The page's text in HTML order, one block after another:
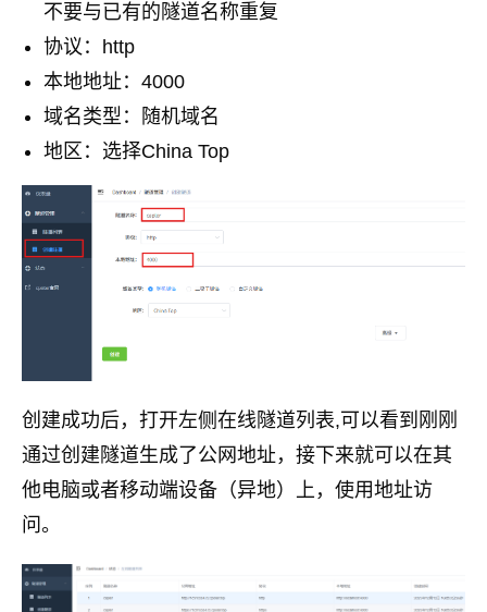
不要与已有的隧道名称重复
协议：http
本地地址：4000
域名类型：随机域名
地区：选择China Top
创建成功后，打开左侧在线隧道列表,可以看到刚刚
通过创建隧道生成了公网地址，接下来就可以在其
他电脑或者移动端设备（异地）上，使用地址访
问。